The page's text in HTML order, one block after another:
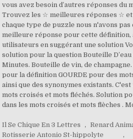
vous avez besoin d’autres réponses du
Trouvez les ☆ meilleures réponses ☆
chaque type de puzzle nous n'avons
meilleure réponse pour cette définition,
utilisateurs en suggérant une solution
solution pour la question Bouteille
Minutes. Bouteille de vin, de champagne.
pour la définition GOURDE pour des
ainsi que des synonymes existants.
mots croisés et mots fléchés. Solution
dans les mots croisés et mots flèches .
Il Se Chique En 3 Lettres , Renard
Rotisserie Antonio St-hippolyte
,